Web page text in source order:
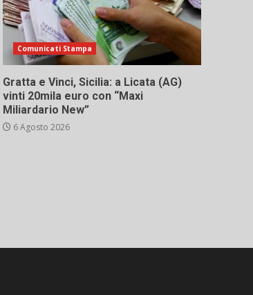
Comunicati Stampa
Gratta e Vinci, Sicilia: a Licata (AG)
vinti 20mila euro con “Maxi
Miliardario New”
6 Agosto 2026